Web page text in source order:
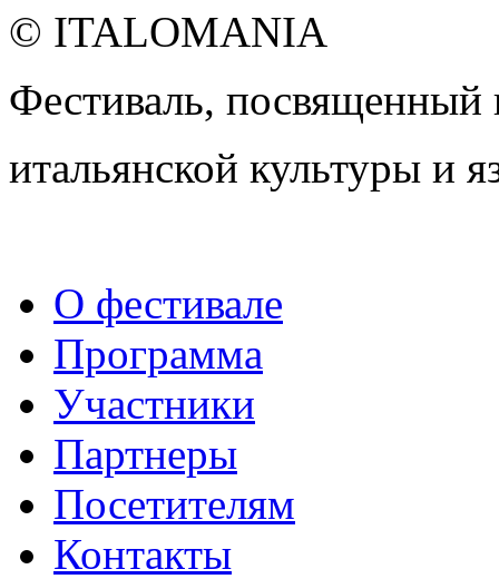
© ITALOMANIA
Фестиваль,
итальянской культуры и
О фестивале
Программа
Участники
Партнеры
Посетителям
Контакты